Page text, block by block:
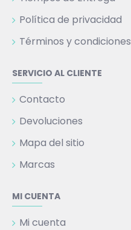
Política de privacidad
Términos y condiciones
SERVICIO AL CLIENTE
Contacto
Devoluciones
Mapa del sitio
Marcas
MI CUENTA
Mi cuenta